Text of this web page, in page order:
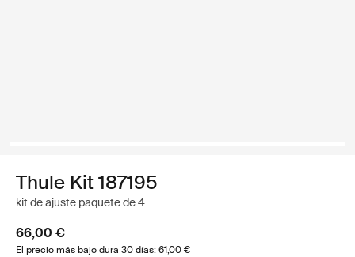
Thule Kit 187195
kit de ajuste paquete de 4
66,00 €
El precio más bajo dura 30 días: 61,00 €